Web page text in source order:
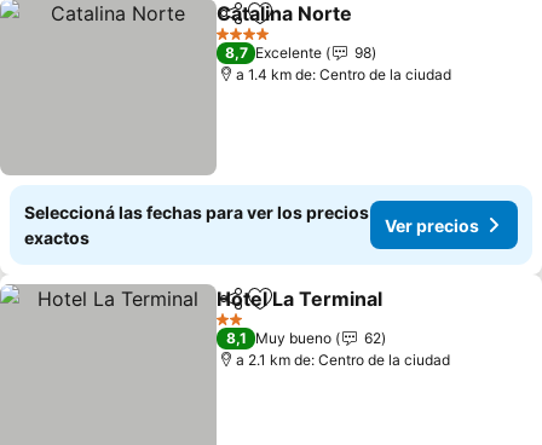
CompartirAñadir a favoritos
Catalina Norte
4 Estrellas
8,7 Excelente
98
a 1.4 km de: Centro de la ciudad
Seleccioná las fechas para ver los precios
exactos
Ver precios
CompartirAñadir a favoritos
Hotel La Terminal
2 Estrellas
8,1 Muy bueno
62
a 2.1 km de: Centro de la ciudad